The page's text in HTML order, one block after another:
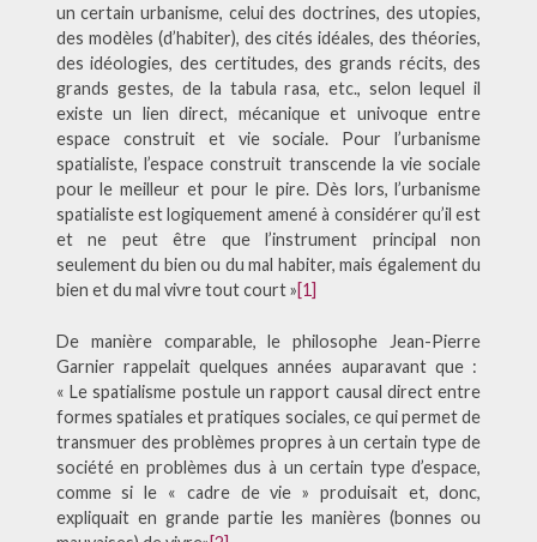
un certain urbanisme, celui des doctrines, des utopies,
des modèles (d’habiter), des cités idéales, des théories,
des idéologies, des certitudes, des grands récits, des
grands gestes, de la tabula rasa, etc., selon lequel il
existe un lien direct, mécanique et univoque entre
espace construit et vie sociale. Pour l’urbanisme
spatialiste, l’espace construit transcende la vie sociale
pour le meilleur et pour le pire. Dès lors, l’urbanisme
spatialiste est logiquement amené à considérer qu’il est
et ne peut être que l’instrument principal non
seulement du bien ou du mal habiter, mais également du
bien et du mal vivre tout court »[1]
De manière comparable, le philosophe Jean-Pierre
Garnier rappelait quelques années auparavant que :
« Le spatialisme postule un rapport causal direct entre
formes spatiales et pratiques sociales, ce qui permet de
transmuer des problèmes propres à un certain type de
société en problèmes dus à un certain type d’espace,
comme si le « cadre de vie » produisait et, donc,
expliquait en grande partie les manières (bonnes ou